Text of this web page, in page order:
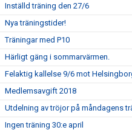
Inställd träning den 27/6
Nya träningstider!
Träningar med P10
Härligt gäng i sommarvärmen.
Felaktig kallelse 9/6 mot
Medlemsavgift 2018
Utdelning av tröjor på måndagens
Ingen träning 30:e april